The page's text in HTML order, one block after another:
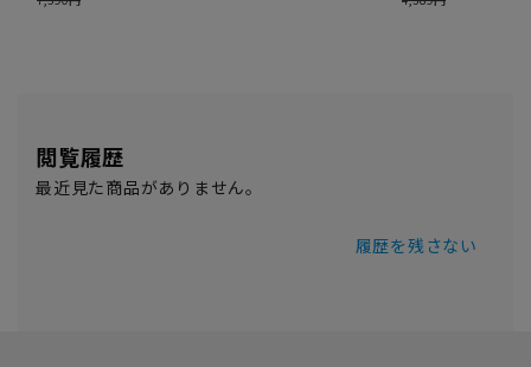
閲覧履歴
最近見た商品がありません。
履歴を残さない